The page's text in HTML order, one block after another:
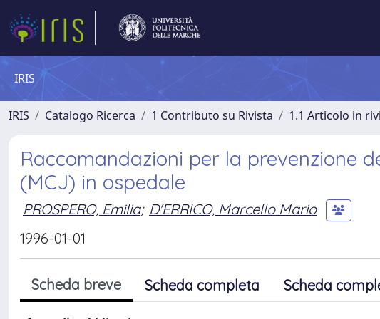
IRIS
IRIS Catalogo Ricerca 1 Contributo su Rivista 1.1 Articolo in
Raccomandazioni per la prevenzione
(MCJ) in ospedale
PROSPERO, Emilia; D'ERRICO, Marcello Mario
1996-01-01
Scheda breve Scheda completa Scheda